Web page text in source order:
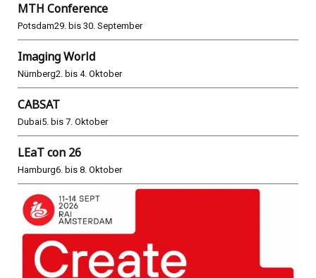
MTH Conference
Potsdam29. bis 30. September
Imaging World
Nürnberg2. bis 4. Oktober
CABSAT
Dubai5. bis 7. Oktober
LEaT con 26
Hamburg6. bis 8. Oktober